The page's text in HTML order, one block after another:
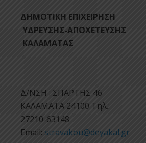
ΔΗΜΟΤΙΚΗ ΕΠΙΧΕΙΡΗΣΗ
ΥΔΡΕΥΣΗΣ-ΑΠΟΧΕΤΕΥΣΗΣ
ΚΑΛΑΜΑΤΑΣ
Δ/ΝΣΗ : ΣΠΑΡΤΗΣ 46
ΚΑΛΑΜΑΤΑ 24100 Tηλ.:
27210-63148
Email: stravakou@deyakal.gr